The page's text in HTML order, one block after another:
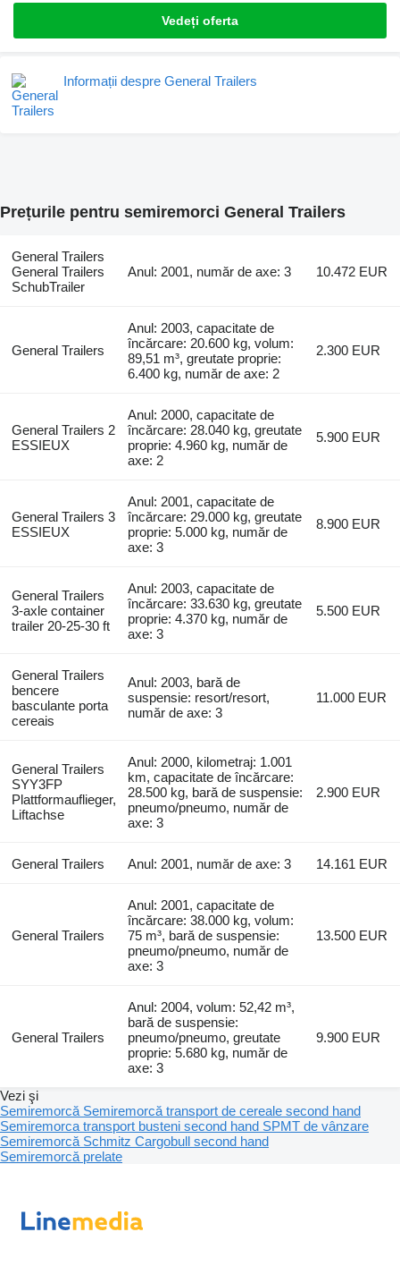
Vedeți oferta
Informații despre General Trailers
Prețurile pentru semiremorci General Trailers
General Trailers
General Trailers
SchubTrailer
Anul: 2001, număr de axe: 3 10.472 EUR
General Trailers
Anul: 2003, capacitate de
încărcare: 20.600 kg, volum:
89,51 m³, greutate proprie:
6.400 kg, număr de axe: 2
2.300 EUR
General Trailers 2
ESSIEUX
Anul: 2000, capacitate de
încărcare: 28.040 kg, greutate
proprie: 4.960 kg, număr de
axe: 2
5.900 EUR
General Trailers 3
ESSIEUX
Anul: 2001, capacitate de
încărcare: 29.000 kg, greutate
proprie: 5.000 kg, număr de
axe: 3
8.900 EUR
General Trailers
3-axle container
trailer 20-25-30 ft
Anul: 2003, capacitate de
încărcare: 33.630 kg, greutate
proprie: 4.370 kg, număr de
axe: 3
5.500 EUR
General Trailers
bencere
basculante porta
cereais
Anul: 2003, bară de
suspensie: resort/resort,
număr de axe: 3
11.000 EUR
General Trailers
SYY3FP
Plattformauflieger,
Liftachse
Anul: 2000, kilometraj: 1.001
km, capacitate de încărcare:
28.500 kg, bară de suspensie:
pneumo/pneumo, număr de
axe: 3
2.900 EUR
General Trailers Anul: 2001, număr de axe: 3 14.161 EUR
General Trailers
Anul: 2001, capacitate de
încărcare: 38.000 kg, volum:
75 m³, bară de suspensie:
pneumo/pneumo, număr de
axe: 3
13.500 EUR
General Trailers
Anul: 2004, volum: 52,42 m³,
bară de suspensie:
pneumo/pneumo, greutate
proprie: 5.680 kg, număr de
axe: 3
9.900 EUR
Vezi şi
Semiremorcă Semiremorcă transport de cereale second hand
Semiremorca transport busteni second hand SPMT de vânzare
Semiremorcă Schmitz Cargobull second hand
Semiremorcă prelate